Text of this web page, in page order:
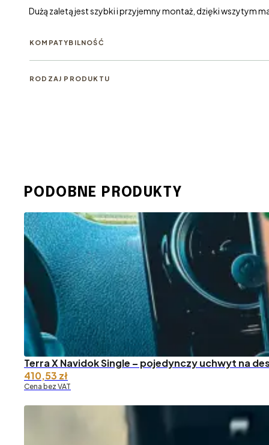
Dużą zaletą jest szybki i przyjemny montaż, dzięki wszytym
KOMPATYBILNOŚĆ
RODZAJ PRODUKTU
PODOBNE PRODUKTY
Terra X Navidok Single – pojedynczy uchwyt na
410,53 zł
Cena bez VAT